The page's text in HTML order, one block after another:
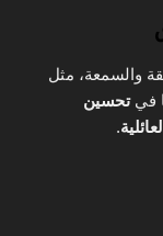
والسمعة، مثل
فيتحسين
.